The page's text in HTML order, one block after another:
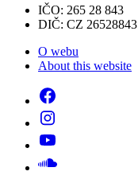
IČO: 265 28 843
DIČ: CZ 26528843
O webu
About this website